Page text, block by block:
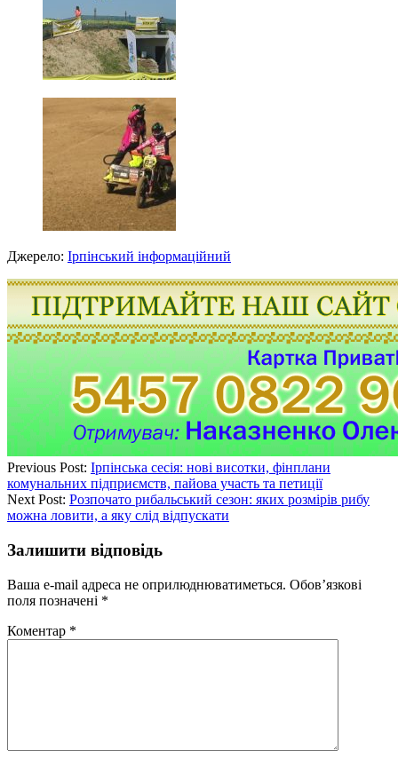
Джерело: Ірпінський інформаційний
Previous Post: Ірпінська сесія: нові висотки, фінплани
комунальних підприємств, пайова участь та петиції
Next Post: Розпочато рибальський сезон: яких розмірів рибу
можна ловити, а яку слід відпускати
Залишити відповідь
Ваша e-mail адреса не оприлюднюватиметься. Обов’язкові
поля позначені *
Коментар *